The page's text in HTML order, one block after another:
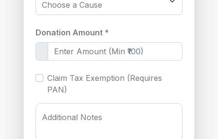
Donation Amount *
Claim Tax Exemption (Requires
PAN)
Additional Notes